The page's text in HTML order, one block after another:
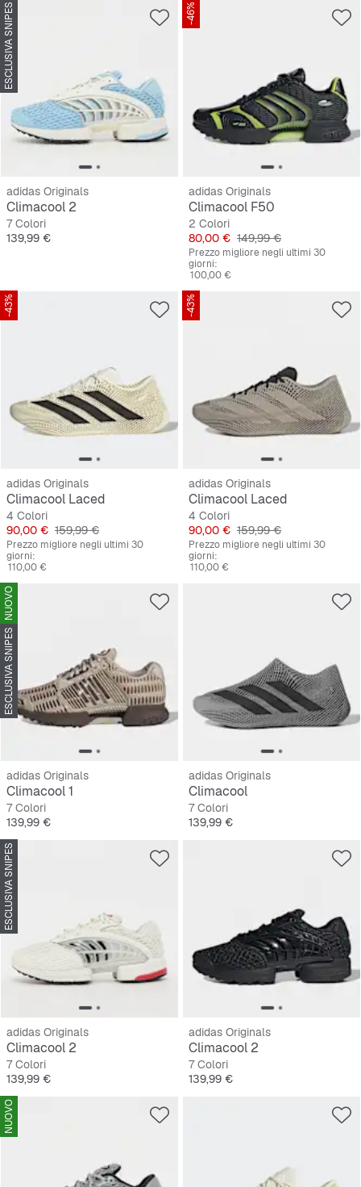
ESCLUSIVA SNIPES
adidas Originals
Climacool 2
7 Colori
Prezzo
139,99 €
-46%
adidas Originals
Climacool F50
2 Colori
Prezzo
80,00 € Prezzo originale
149,99 €
Prezzo migliore negli ultimi 30
giorni:
100,00 €
-43%
adidas Originals
Climacool Laced
4 Colori
Prezzo
90,00 € Prezzo originale
159,99 €
Prezzo migliore negli ultimi 30
giorni:
110,00 €
-43%
adidas Originals
Climacool Laced
4 Colori
Prezzo
90,00 € Prezzo originale
159,99 €
Prezzo migliore negli ultimi 30
giorni:
110,00 €
NUOVO
ESCLUSIVA SNIPES
adidas Originals
Climacool 1
7 Colori
Prezzo
139,99 €
adidas Originals
Climacool
7 Colori
Prezzo
139,99 €
ESCLUSIVA SNIPES
adidas Originals
Climacool 2
7 Colori
Prezzo
139,99 €
adidas Originals
Climacool 2
7 Colori
Prezzo
139,99 €
NUOVO